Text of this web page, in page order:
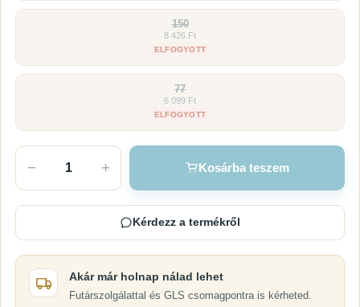
150
8 426 Ft
ELFOGYOTT
77
6 099 Ft
ELFOGYOTT
− + Kosárba teszem
Kérdezz a termékről
Akár már holnap nálad lehet
Futárszolgálattal és GLS csomagpontra is kérheted.